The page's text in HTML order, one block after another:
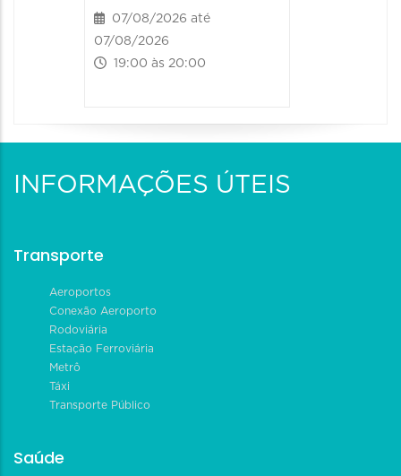
07/08/2026 até
07/08/2026
19:00 às 20:00
INFORMAÇÕES ÚTEIS
Transporte
Aeroportos
Conexão Aeroporto
Rodoviária
Estação Ferroviária
Metrô
Táxi
Transporte Público
Saúde